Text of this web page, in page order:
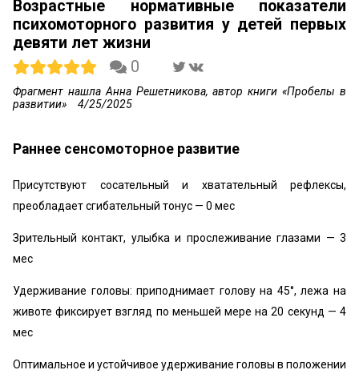
Возрастные нормативные показатели
психомоторного развития у детей первых
девяти лет жизни
0
Фрагмент нашла Анна Решетникова, автор книги «Пробелы в
развитии»
4/25/2025
Раннее сенсомоторное развитие
Присутствуют сосательный и хватательный рефлексы,
преобладает сгибательный тонус — 0 мес
Зрительный контакт, улыбка и прослеживание глазами — 3
мес
Удерживание головы: приподнимает голову на 45°, лежа на
животе фиксирует взгляд по меньшей мере на 20 секунд — 4
мес
Оптимальное и устойчивое удерживание головы в положении